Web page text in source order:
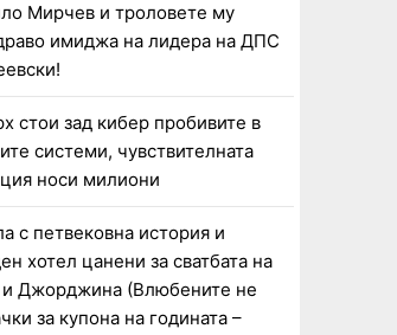
Мирчев и троловете му
имиджа на лидера на ДПС
стои зад кибер пробивите в
системи, чувствителната
носи милиони
с петвековна история и
хотел цанени за сватбата на
и Джорджина (Влюбените не
за купона на годината –